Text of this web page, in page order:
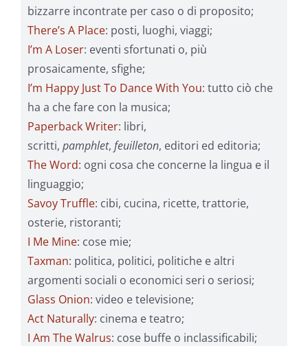
bizzarre incontrate per caso o di proposito;
There’s A Place: posti, luoghi, viaggi;
I’m A Loser: eventi sfortunati o, più
prosaicamente, sfighe;
I’m Happy Just To Dance With You: tutto ciò che
ha a che fare con la musica;
Paperback Writer: libri,
scritti, pamphlet, feuilleton, editori ed editoria;
The Word: ogni cosa che concerne la lingua e il
linguaggio;
Savoy Truffle: cibi, cucina, ricette, trattorie,
osterie, ristoranti;
I Me Mine: cose mie;
Taxman: politica, politici, politiche e altri
argomenti sociali o economici seri o seriosi;
Glass Onion: video e televisione;
Act Naturally: cinema e teatro;
I Am The Walrus: cose buffe o inclassificabili;